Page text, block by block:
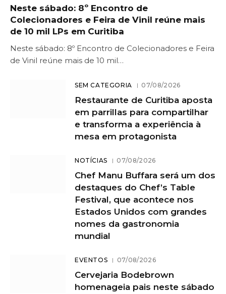
Neste sábado: 8º Encontro de
Colecionadores e Feira de Vinil reúne mais
de 10 mil LPs em Curitiba
Neste sábado: 8º Encontro de Colecionadores e Feira
de Vinil reúne mais de 10 mil…
SEM CATEGORIA 07/08/2026
Restaurante de Curitiba aposta
em parrillas para compartilhar
e transforma a experiência à
mesa em protagonista
NOTÍCIAS 07/08/2026
Chef Manu Buffara será um dos
destaques do Chef’s Table
Festival, que acontece nos
Estados Unidos com grandes
nomes da gastronomia
mundial
EVENTOS 07/08/2026
Cervejaria Bodebrown
homenageia pais neste sábado